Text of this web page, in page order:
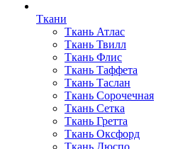
Ткани
Ткань Атлас
Ткань Твилл
Ткань Флис
Ткань Таффета
Ткань Таслан
Ткань Сорочечная
Ткань Сетка
Ткань Гретта
Ткань Оксфорд
Ткань Дюспо